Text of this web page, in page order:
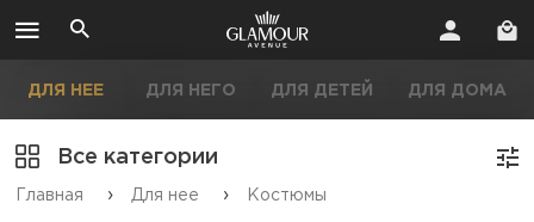
ДЛЯ НЕЕ ДЛЯ НЕГО ДЛЯ ДЕТЕЙ ДЛЯ ДОМА
Все категории
Главная › Для нее › Костюмы